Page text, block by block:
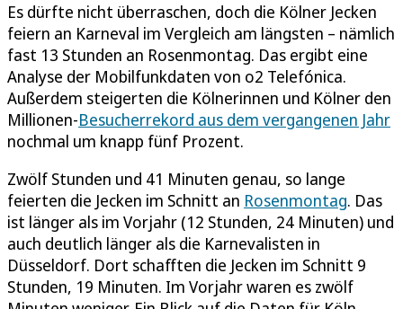
Es dürfte nicht überraschen, doch die Kölner Jecken
feiern an Karneval im Vergleich am längsten – nämlich
fast 13 Stunden an Rosenmontag. Das ergibt eine
Analyse der Mobilfunkdaten von o2 Telefónica.
Außerdem steigerten die Kölnerinnen und Kölner den
Millionen-Besucherrekord aus dem vergangenen Jahr
nochmal um knapp fünf Prozent.
Zwölf Stunden und 41 Minuten genau, so lange
feierten die Jecken im Schnitt an Rosenmontag. Das
ist länger als im Vorjahr (12 Stunden, 24 Minuten) und
auch deutlich länger als die Karnevalisten in
Düsseldorf. Dort schafften die Jecken im Schnitt 9
Stunden, 19 Minuten. Im Vorjahr waren es zwölf